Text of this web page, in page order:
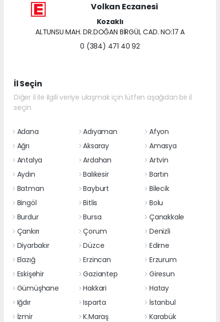
Volkan Eczanesi
Kozaklı
ALTUNSU MAH. DR.DOĞAN BİRGÜL CAD. NO:17 A
0 (384) 471 40 92
İl Seçin
Diğer il ile ilgili veriye ulaşmak için lütfen aşağıdan bir il
seçin
Adana Adıyaman
Afyon
Ağrı
Aksaray
Amasya
Antalya
Ardahan
Artvin
Aydın
Balıkesir
Bartın
Batman
Bayburt
Bilecik
Bingöl
Bitlis
Bolu
Burdur
Bursa
Çanakkale
Çankırı
Çorum
Denizli
Diyarbakır
Düzce
Edirne
Elazığ
Erzincan
Erzurum
Eskişehir
Gaziantep
Giresun
Gümüşhane
Hakkari
Hatay
Iğdır
Isparta
İstanbul
İzmir
K.Maraş
Karabük